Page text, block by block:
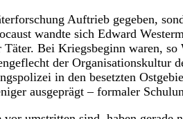
Auftrieb gegeben,
wandte sich Edward
Bei Kriegsbeginn waren, so
der Organisationskultur
in den besetzten
ausgeprägt – formaler